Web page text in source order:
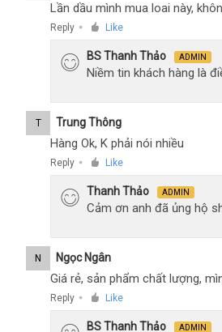
Lần dầu mình mua loai này,
Reply ● Like
BS Thanh Thảo ADMIN
Niềm tin khách hàng là
T Trung Thông
Hàng Ok, K phải nói nhiều
Reply ● Like
Thanh Thảo ADMIN
Cảm ơn anh đã ủng hộ
N Ngọc Ngân
Giá rẻ, sản phẩm chất lượng,
Reply ● Like
BS Thanh Thảo ADMIN